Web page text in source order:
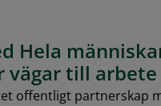
Hela
vägar till arbete
offentligt partnerskap